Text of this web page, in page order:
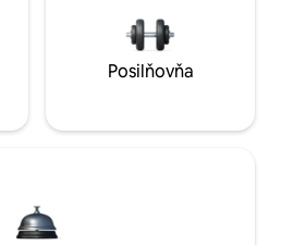
Posilňovňa